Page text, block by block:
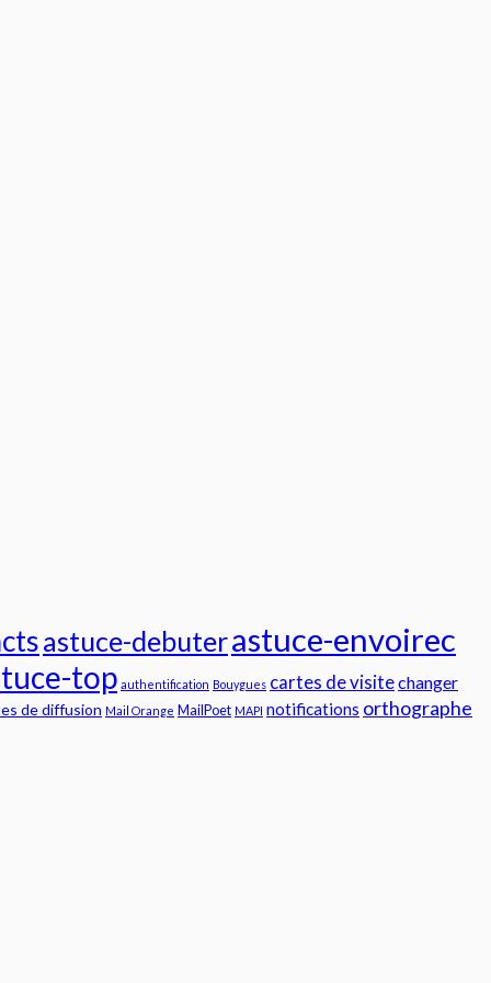
astuce-debuterastuce-envoirec
top authentification Bouygues cartes de visitechanger
de diffusion Mail Orange MailPoet MAPI notifications orthographe